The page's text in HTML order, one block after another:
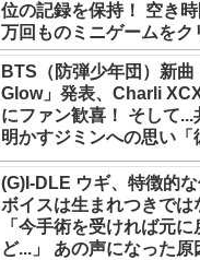
位の記録を保持！ 空き
万回ものミニゲームをク
たちが時間がないと言っ
部嘘」
BTS（防弾少年団）新
Glow」発表、Charli
にファン歓喜！ そして
明かすジミンへの思い「
て彼の絶望から生まれた
(G)I-DLE ウギ、特徴的
ボイスは生まれつきでは
「今手術を受ければ元
ど...」 あの声になった原